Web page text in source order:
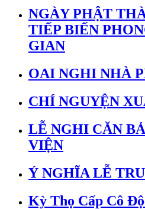
NGÀY PHẬT
TIẾP BIẾN
GIAN
OAI NGHI NHÀ
CHÍ NGUYỆN
LỄ NGHI CĂN
VIỆN
Ý NGHĨA LỄ
Kỳ Thọ Cấp Cô